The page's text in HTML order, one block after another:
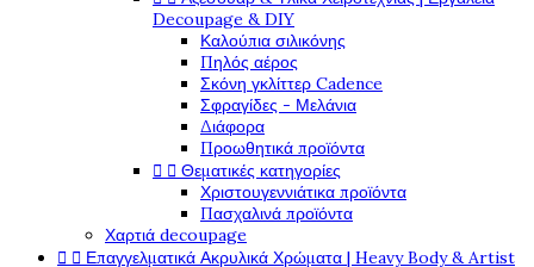
Decoupage & DIY
Καλούπια σιλικόνης
Πηλός αέρος
Σκόνη γκλίττερ Cadence
Σφραγίδες - Μελάνια
Διάφορα
Προωθητικά προϊόντα
  Θεματικές κατηγορίες
Χριστουγεννιάτικα προϊόντα
Πασχαλινά προϊόντα
Χαρτιά decoupage
  Επαγγελματικά Ακρυλικά Χρώματα | Heavy Body & Artist